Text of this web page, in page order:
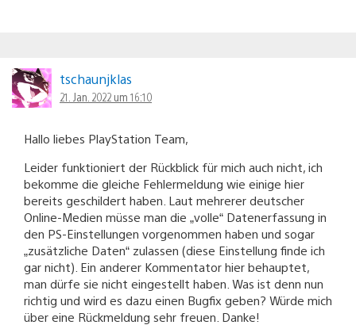
tschaunjklas
21. Jan. 2022 um 16:10
Hallo liebes PlayStation Team,
Leider funktioniert der Rückblick für mich auch nicht, ich
bekomme die gleiche Fehlermeldung wie einige hier
bereits geschildert haben. Laut mehrerer deutscher
Online-Medien müsse man die „volle“ Datenerfassung in
den PS-Einstellungen vorgenommen haben und sogar
„zusätzliche Daten“ zulassen (diese Einstellung finde ich
gar nicht). Ein anderer Kommentator hier behauptet,
man dürfe sie nicht eingestellt haben. Was ist denn nun
richtig und wird es dazu einen Bugfix geben? Würde mich
über eine Rückmeldung sehr freuen. Danke!